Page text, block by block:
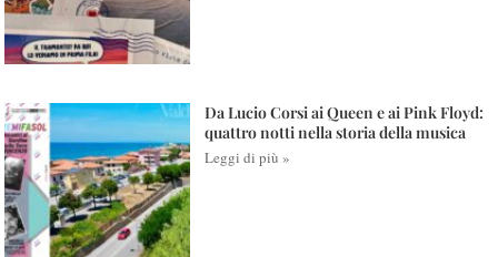
Da Lucio Corsi ai Queen e ai Pink Floyd:
quattro notti nella storia della musica
Leggi di più »